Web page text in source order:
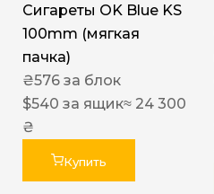
Сигареты OK Blue KS
100mm (мягкая
пачка)
₴576 за блок
$540 за ящик≈ 24 300
₴
Купить